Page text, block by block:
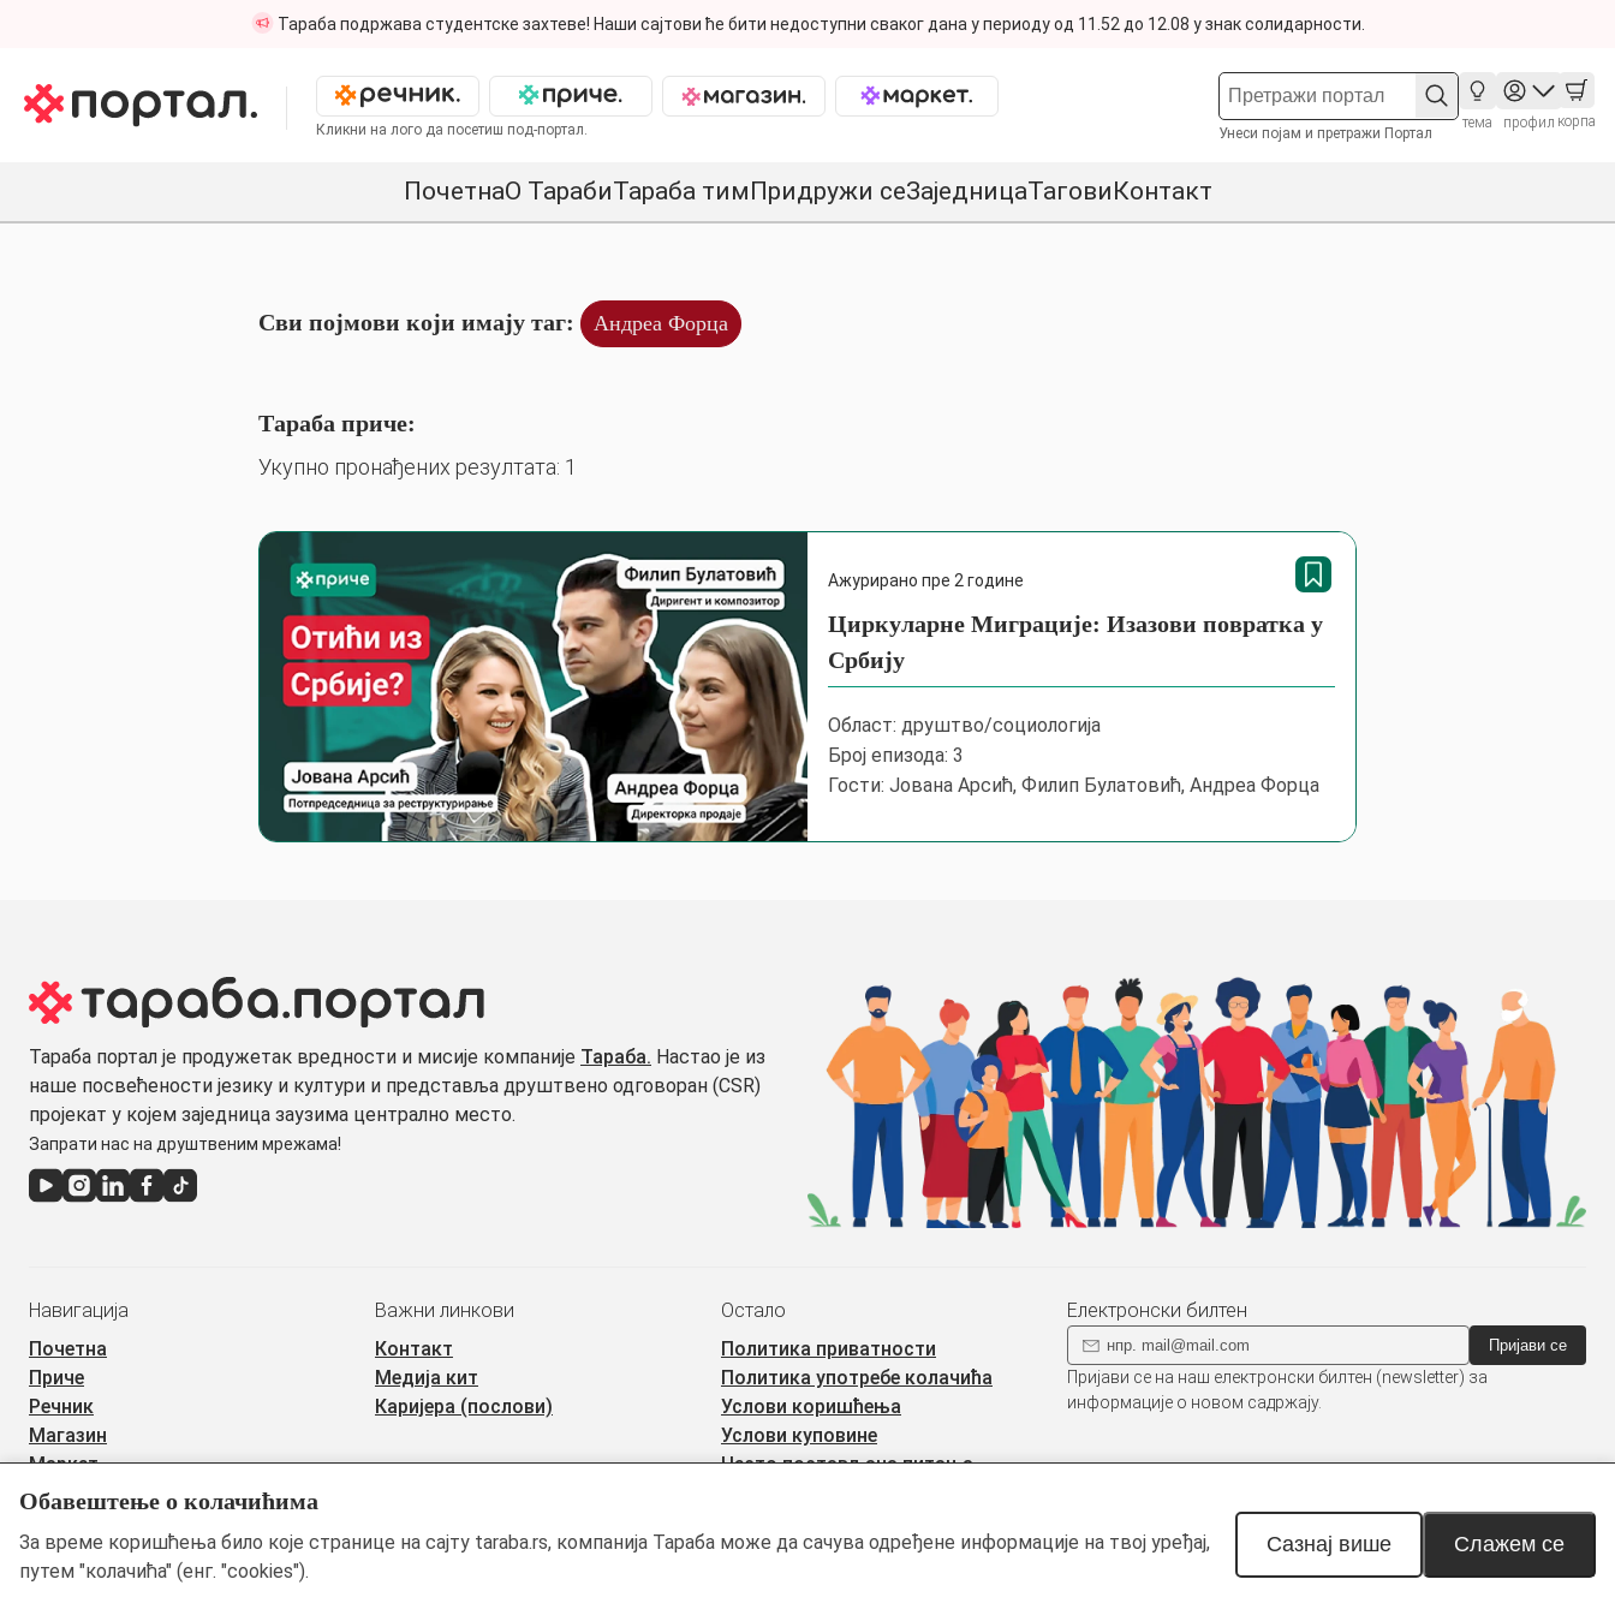
Тараба подржава студентске захтеве! Наши сајтови ће бити недоступни сваког дана у периоду од 11.52 до 12.08 у знак солидарности.
Кликни на лого да посетиш под-портал. Унеси појам и претражи Портал
тема профил корпа
ПочетнаО ТарабиТараба тимПридружи сеЗаједницаТаговиКонтакт
Сви појмови који имају таг: Андреа Форца
Тараба приче:
Укупно пронађених резултата: 1
Ажурирано пре 2 године
Циркуларне Миграције: Изазови повратка у
Србију
Област: друштво/социологија
Број епизода: 3
Гости: Јована Арсић, Филип Булатовић, Андреа Форца
Обавештење о колачићима
За време коришћења било које странице на сајту taraba.rs, компанија Тараба може да сачува одређене информације на твој уређај,
путем "колачића" (енг. "cookies").
Сазнај више Слажем се
Тараба портал је продужетак вредности и мисије компаније Тараба. Настао је из
наше посвећености језику и култури и представља друштвено одговоран (CSR)
пројекат у којем заједница заузима централно место.
Запрати нас на друштвеним мрежама!
Навигација
Почетна
Приче
Речник
Магазин
Маркет
Важни линкови
Контакт
Медија кит
Каријера (послови)
Остало
Политика приватности
Политика употребе колачића
Услови коришћења
Услови куповине
Често постављана питања
Електронски билтен
Пријави се
Пријави се на наш електронски билтен (newsletter) за
информације о новом садржају.
©2019 - 2026 Тараба доо. Сва права задржана. Садржај је заштићен ауторским правима и власништво је Тараба доо, осим када је наведено другачије.
Неовлашћена употреба садржаја је забрањена.